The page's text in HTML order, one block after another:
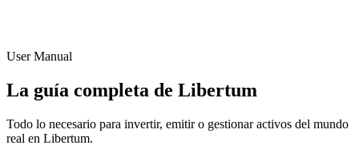
User Manual
La guía completa de Libertum
Todo lo necesario para invertir, emitir o gestionar activos del mundo
real en Libertum.